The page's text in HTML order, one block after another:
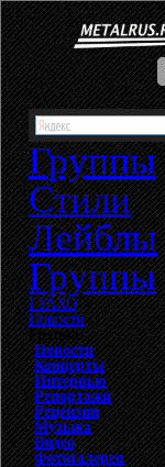
Группы
Стили
Лейблы
Группы
ГУАХО»
Новости
Группа
Новости
Концерты
Интервью
Репортажи
Рецензии
Музыка
Видео
Фотогалерея